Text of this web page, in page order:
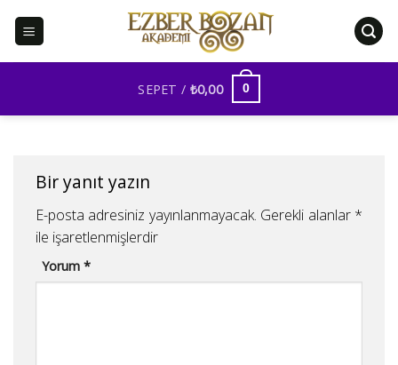
SEPET / ₺0,00 0
Bir yanıt yazın
E-posta adresiniz yayınlanmayacak. Gerekli alanlar *
ile işaretlenmişlerdir
Yorum*